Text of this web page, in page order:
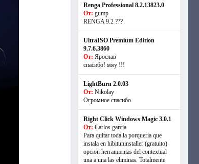
Renga Professional 8.2.13823.0
От: gump
RENGA 9.2 ???
UltraISO Premium Edition
9.7.6.3860
От: Ярослав
спасибо! мяу !!!
LightBurn 2.0.03
От: Nikolay
Огромное спасибо
Right Click Windows Magic 3.0.1
От: Carlos garcia
Para quitar toda la porqueria que
instala en hibituninstaller (gratuito)
opcion herramientas del contextual
una a una las eliminas. Totalmente